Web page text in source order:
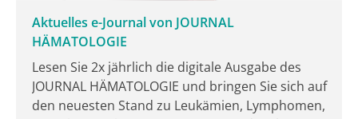
Aktuelles e-Journal von JOURNAL
HÄMATOLOGIE
Lesen Sie 2x jährlich die digitale Ausgabe des
JOURNAL HÄMATOLOGIE und bringen Sie sich auf
den neuesten Stand zu Leukämien, Lymphomen,